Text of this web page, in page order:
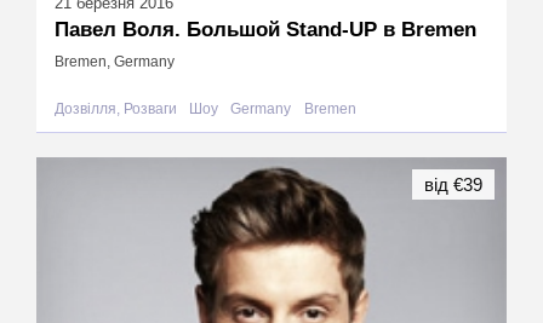
Павел Воля. Большой Stand-UP в Bremen
Bremen, Germany
Дозвілля, Розваги Шоу Germany Bremen
від €39